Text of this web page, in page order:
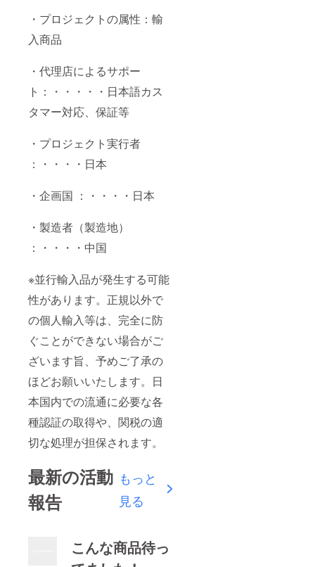
・プロジェクトの属性：輸
入商品
・代理店によるサポー
ト：・・・・・日本語カス
タマー対応、保証等
・プロジェクト実行者
：・・・・日本
・企画国 ：・・・・日本
・製造者（製造地）
：・・・・中国
※並行輸入品が発生する可能
性があります。正規以外で
の個人輸入等は、完全に防
ぐことができない場合がご
ざいます旨、予めご了承の
ほどお願いいたします。日
本国内での流通に必要な各
種認証の取得や、関税の適
切な処理が担保されます。
最新の活動
報告
もっと
見る
こんな商品待っ